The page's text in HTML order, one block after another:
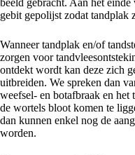
gebit gepolijst zodat tandplak
Wanneer tandplak en/of
zorgen voor
ontdekt wordt kan deze zich
uitbreiden. We spreken dan
weefsel- en botafbraak en het
de wortels bloot komen te
dan kunnen enkel nog de
worden.